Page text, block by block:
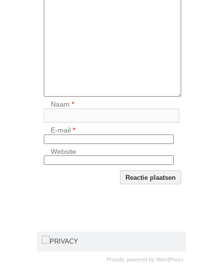
Naam*
E-mail*
Website
PRIVACY
Proudly powered by WordPress